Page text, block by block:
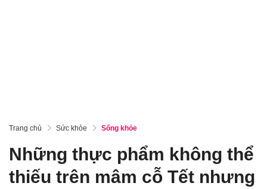
Trang chủ Sức khỏe Sống khỏe
Những thực phẩm không thể
thiếu trên mâm cỗ Tết nhưng